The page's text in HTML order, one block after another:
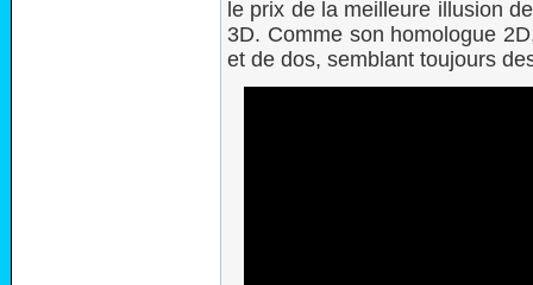
le prix de la meilleure illusion
3D. Comme son homologue
et de dos, semblant toujours